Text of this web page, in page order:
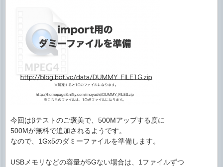
今回はβテストのご褒美で、500Mアップする度に
500Mが無料で追加されるようです。
なので、1Gx5のダミーファイルを準備します。
USBメモリなどの容量が5Gない場合は、1ファイルずつ